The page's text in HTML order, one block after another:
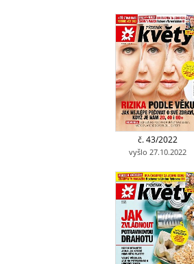
č. 43/2022
vyšlo 27.10.2022